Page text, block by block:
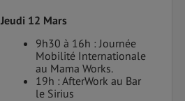
Jeudi 12 Mars
9h30 à 16h : Journée
Mobilité Internationale
au Mama Works.
19h : AfterWork au Bar
le Sirius